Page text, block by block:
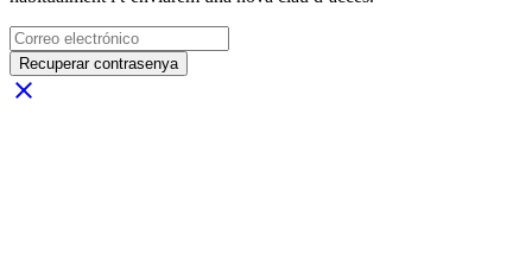
Recuperar contrasenya
close